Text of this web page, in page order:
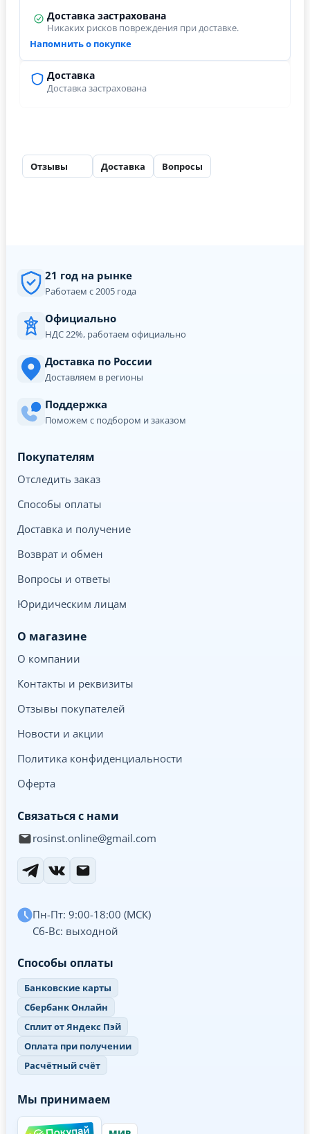
Доставка
Доставка застрахована
Доставка застрахована
Никаких рисков повреждения при доставке.
Напомнить о покупке
Отзывы Доставка Вопросы
21 год на рынке
Работаем с 2005 года
Официально
НДС 22%, работаем официально
Доставка по России
Доставляем в регионы
Поддержка
Поможем с подбором и заказом
Покупателям
Отследить заказ
Способы оплаты
Доставка и получение
Возврат и обмен
Вопросы и ответы
Юридическим лицам
О магазине
О компании
Контакты и реквизиты
Отзывы покупателей
Новости и акции
Политика конфиденциальности
Оферта
Связаться с нами
rosinst.online@gmail.com
Пн-Пт: 9:00-18:00 (МСК)
Сб-Вс: выходной
Способы оплаты
Банковские карты
Сбербанк Онлайн
Сплит от Яндекс Пэй
Оплата при получении
Расчётный счёт
Мы принимаем